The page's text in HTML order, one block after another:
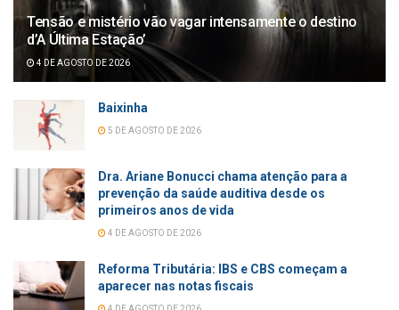
Tensão e mistério vão vagar intensamente o destino
d’A Última Estação’
4 DE AGOSTO DE 2026
Baixinha
5 DE AGOSTO DE 2026
Dra. Ariane Bonucci chama atenção para a
prevenção da saúde auditiva desde os
primeiros anos de vida
4 DE AGOSTO DE 2026
Reforma Tributária: IBS e CBS começam a
aparecer nas notas fiscais